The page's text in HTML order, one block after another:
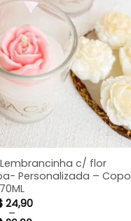
c/ flor
Personalizada – Copo
70ML
24,90
–